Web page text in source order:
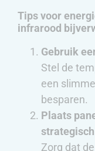
Tips voor
infrarood
Gebruik
Stel de
een
besparen.
Plaats
strategisch
Zorg dat